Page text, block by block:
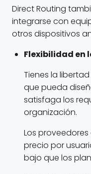
Direct Routing
integrarse con
otros dispositivos
Flexibilidad en
Tienes la
que pueda
satisfaga los
organización.
Los
precio por
bajo que los